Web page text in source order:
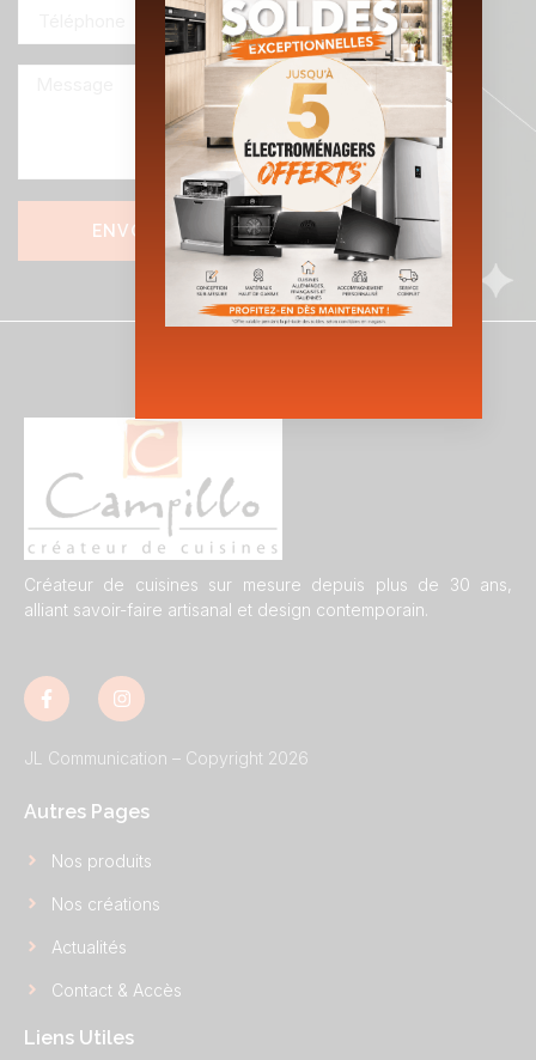
ENVOYER
Créateur de cuisines sur mesure depuis plus de 30 ans,
alliant savoir-faire artisanal et design contemporain.
JL Communication – Copyright 2026
Autres Pages
Nos produits
Nos créations
Actualités
Contact & Accès
Liens Utiles